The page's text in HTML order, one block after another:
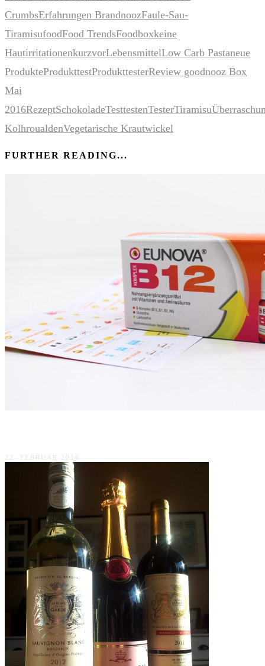
CrumbsErfahrungen BrandnoozFaule-Sau-
TiramisufoodFood TrendsFoodboxkeine
HautirritationenkurzvorLebensmittelLow Carb Pastaneue
ProdukteProdukttestProdukttesterReview goodnooz Box
Mai
2016RezeptSchokoladeTesttestenTesterTiramisu
KolhroualdenVegetarische Krautwickel
FURTHER READING...
22. FEBRUAR 2016